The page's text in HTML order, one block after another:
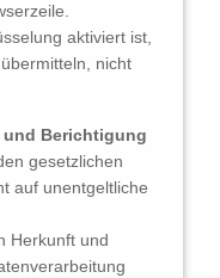
aktiviert ist,
nicht
Berichtigung
gesetzlichen
auf unentgeltliche
Herkunft und